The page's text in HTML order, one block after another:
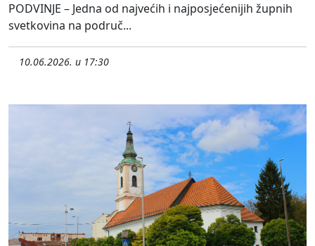
PODVINJE – Jedna od najvećih i najposjećenijih župnih
svetkovina na područ...
10.06.2026. u 17:30